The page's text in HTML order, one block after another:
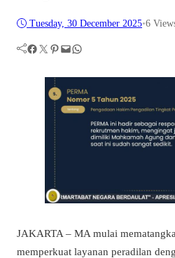
Tuesday, 30 December 2025•6
Facebook Twitter Pinterest Mail WhatsApp
JAKARTA – MA mulai
memperkuat layanan peradilan